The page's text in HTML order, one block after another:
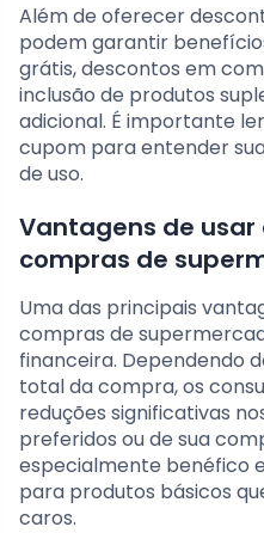
Além de oferecer
podem garantir
grátis, descontos em
inclusão de produtos
adicional. É importante
cupom para entender
de uso.
Vantagens de usar
compras de
Uma das principais
compras de
financeira. Dependendo
total da compra, os
reduções significativas
preferidos ou de sua
especialmente benéfico
para produtos básicos
caros.